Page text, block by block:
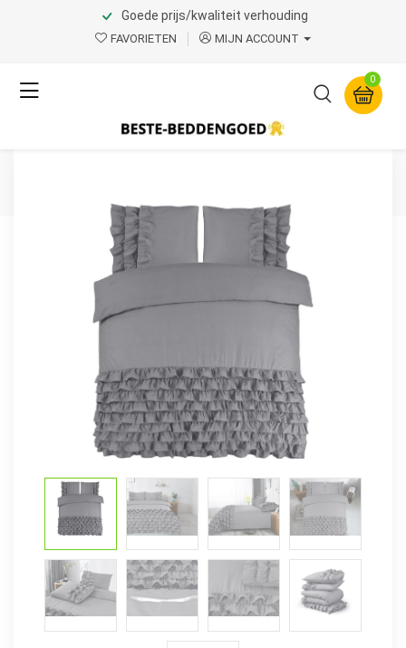
Goede prijs/kwaliteit verhouding
FAVORIETEN MIJN ACCOUNT
0
Home Product Page v.1
Cyprus Grijs 240 x 220